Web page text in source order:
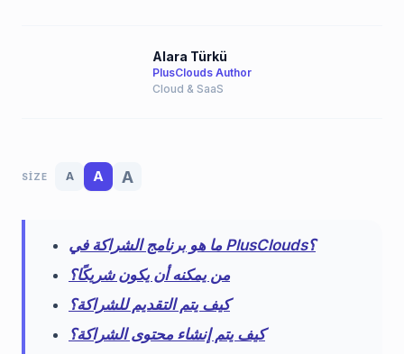
Alara Türkü
PlusClouds Author
Cloud & SaaS
SIZE A A A
ما هو برنامج الشراكة في PlusClouds؟
من يمكنه أن يكون شريكًا؟
كيف يتم التقديم للشراكة؟
كيف يتم إنشاء محتوى الشراكة؟